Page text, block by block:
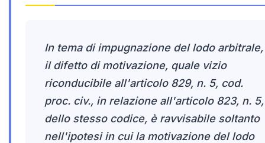
In tema di impugnazione del lodo arbitrale,
il difetto di motivazione, quale vizio
riconducibile all'articolo 829, n. 5, cod.
proc. civ., in relazione all'articolo 823, n. 5,
dello stesso codice, è ravvisabile soltanto
nell'ipotesi in cui la motivazione del lodo